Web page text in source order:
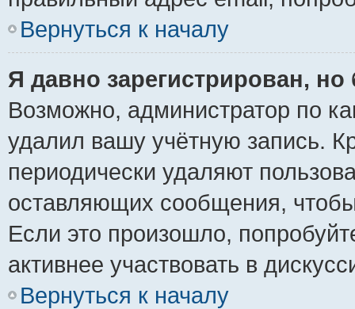
Вернуться к началу
Я давно зарегистрирован,
Возможно, администратор по
удалил вашу учётную запись.
периодически удаляют
оставляющих сообщения,
Если это произошло,
активнее участвовать в
Вернуться к началу